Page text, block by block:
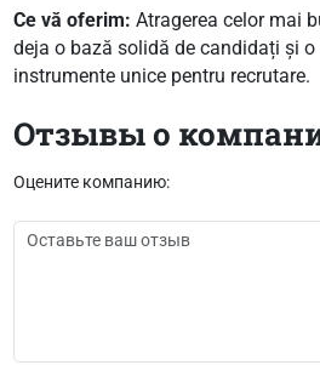
Ce vă oferim: Atragerea celor mai
deja o bază solidă de candidați și
instrumente unice pentru recrutare.
Отзывы о
Оцените компанию: